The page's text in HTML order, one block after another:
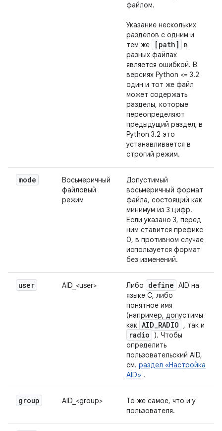
файлом.
Указание нескольких
разделов с одним и
тем же
[path]
в
разных файлах
является ошибкой. В
версиях Python <= 3.2
один и тот же файл
может содержать
разделы, которые
переопределяют
предыдущий раздел; в
Python 3.2 это
устанавливается в
строгий режим.
mode
Восьмеричный
файловый
режим
Допустимый
восьмеричный формат
файла, состоящий как
минимум из 3 цифр.
Если указано 3, перед
ним ставится префикс
0, в противном случае
используется формат
без изменений.
user AID_<user> Либо define AID на
языке C, либо
понятное имя
(например, допустимы
как AID_RADIO , так и
radio
). Чтобы
определить
пользовательский AID,
см. раздел «Настройка
AID» .
group AID_<group>
То же самое, что и у
пользователя.